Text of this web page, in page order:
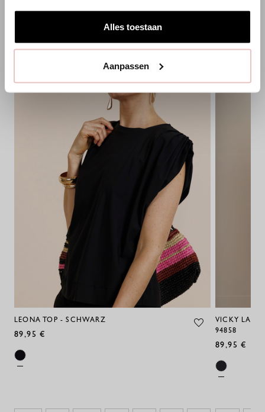
Alles toestaan
Aanpassen
LEONA TOP - SCHWARZ
89,95 €
VICKY
94858
89,95 €